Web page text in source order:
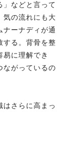
」などと言って
気の流れにも大
ナーナディが通
する。背骨を整
に理解でき
ながっているの
さらに高まっ